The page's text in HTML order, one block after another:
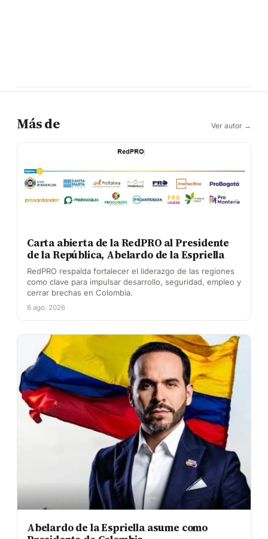
Más de Ver autor →
Carta abierta de la RedPRO al Presidente
de la República, Abelardo de la Espriella
RedPRO respalda fortalecer el liderazgo de las regiones
como clave para impulsar desarrollo, seguridad, empleo y
cerrar brechas en Colombia.
6 ago. 2026
Abelardo de la Espriella asume como